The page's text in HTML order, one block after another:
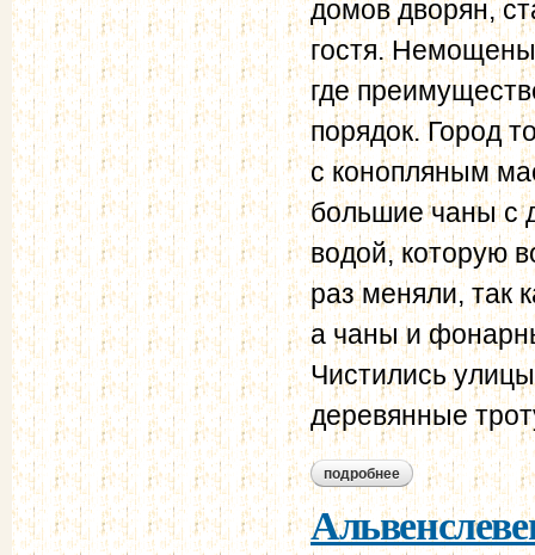
домов дворян,
гостя.
где
порядок. Город
с конопляным
большие чаны с
водой, которую
раз меняли, так
а чаны и
Чистились
деревянные
подробнее о шомпулев в.а.
годах xix столетия